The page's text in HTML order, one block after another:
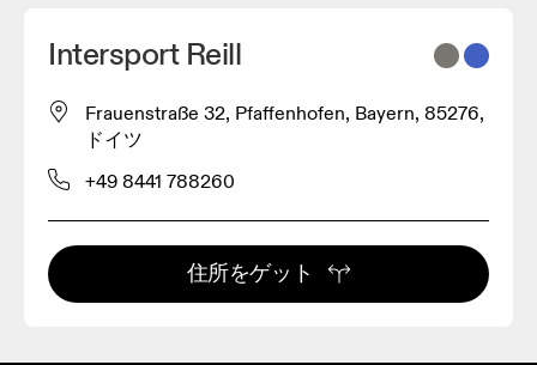
Intersport Reill
Frauenstraße 32, Pfaffenhofen, Bayern, 85276,
ドイツ
+49 8441 788260
住所をゲット